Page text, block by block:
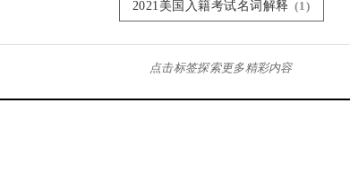
2021美国入籍考试名词解释 (1)
点击标签探索更多精彩内容